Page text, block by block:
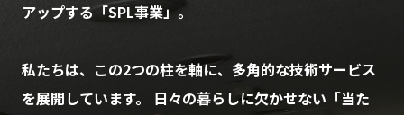
アップする「SPL事業」。
私たちは、この2つの柱を軸に、多角的な技術サービス
を展開しています。 日々の暮らしに欠かせない「当た